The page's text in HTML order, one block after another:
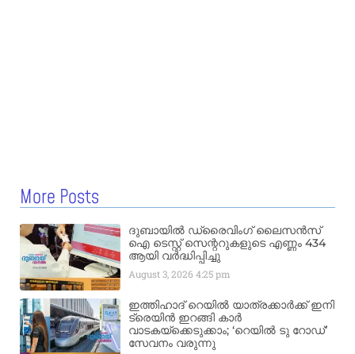
More Posts
ദുബായിൽ ഡ്രൈവിംഗ് ലൈസൻസ്
ഐ ടെസ്റ്റ് സെന്ററുകളുടെ എണ്ണം 434
ആയി വർദ്ധിപ്പിച്ചു
August 3, 20264:25 pm
ഇത്തിഹാദ് റെയിൽ യാത്രക്കാർക്ക് ഇനി
ട്രെയിൻ ഇറങ്ങി കാർ
വാടകയ്‌ക്കെടുക്കാം; ‘റെയിൽ ടു റോഡ്’
സേവനം വരുന്നു